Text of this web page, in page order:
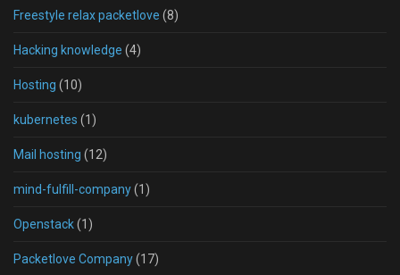
Freestyle relax packetlove (8)
Hacking knowledge (4)
Hosting (10)
kubernetes (1)
Mail hosting (12)
mind-fulfill-company(1)
Openstack(1)
Packetlove Company(17)